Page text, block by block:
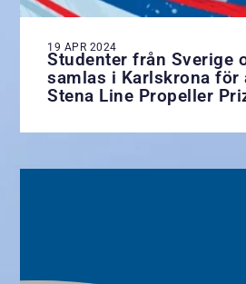
19 APR 2024
Studenter från Sverige
samlas i Karlskrona för
Stena Line Propeller